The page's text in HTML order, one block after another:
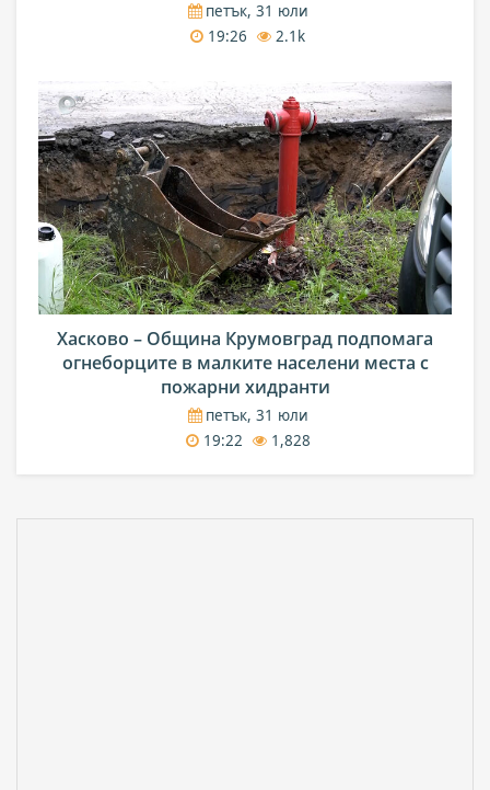
петък, 31 юли
19:26
2.1k
Хасково – Община Крумовград подпомага
огнеборците в малките населени места с
пожарни хидранти
петък, 31 юли
19:22
1,828